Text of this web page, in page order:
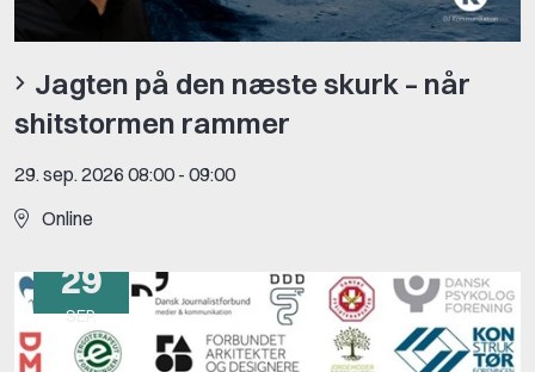
Jagten på den næste skurk – når
shitstormen rammer
29. sep. 2026 08:00 - 09:00
Online
29
SEP.